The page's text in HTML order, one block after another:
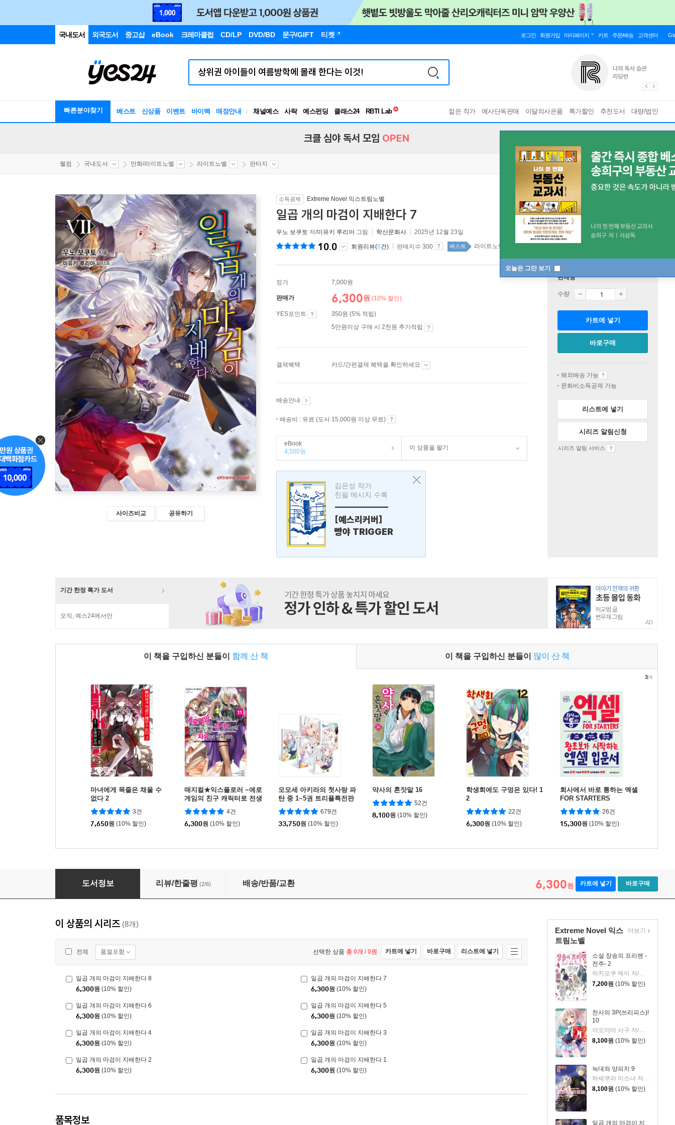
국내도서 외국도서 중고샵 eBook 크레마클럽 CD/LP DVD/BD 문구/GIFT 티켓 로그인 회원가입 마이페이지 카트 주문/배송 고객센터
빠른분야찾기 베스트 신상품 이벤트 바이백 매장안내 채널예스 사락 예스펀딩 클래스24
RBTI Lab
독서유형검사
젊은 작가 예사단독판매 이달의사은품 특가할인 추천도서 대량/법인
오늘은 그만 보기
크클 심야 독서 모임 OPEN
웰컴 국내도서 만화/라이트노벨 라이트노벨 판타지
사이즈비교 공유하기
소득공제 Extreme Novel 익스트림노벨
일곱 개의 마검이 지배한다 7
우노 보쿠토 저/미유키 루리아 그림 학산문화사 2025년 12월 23일
10.0 회원리뷰(8건) 판매지수 300 베스트 라이트노벨 top100 2주
정가 7,000원
판매가 6,300원 (10% 할인)
YES포인트
350원 (5% 적립)
5만원이상 구매 시 2천원 추가적립
결제혜택 카드/간편결제 혜택을 확인하세요
배송안내
배송비 : 유료 (도서 15,000원 이상 무료)
eBook
4,500원
이 상품을 팔기
김은성 작가
친필 메시지 수록
---------------
[예스리커버]
빵야 TRIGGER
판매중
수량
카트에 넣기
바로구매
해외배송 가능
문화비소득공제 가능
리스트에 넣기
시리즈 알림신청
시리즈 알림 서비스
기간 한정 특가 도서
오직, 예스24에서만
AD
이 책을 구입하신 분들이 함께 산 책 이 책을 구입하신 분들이 많이 산 책
마녀에게 목줄은 채울 수
없다 2
3건
7,650원 (10% 할인)
매지컬★익스플로러 ~에로
게임의 친구 캐릭터로 전생
했지만, 게임 지식을 써서
자유롭게 살아간다~ 11
4건
6,300원 (10% 할인)
모모세 아키라의 첫사랑 파
탄 중 1~5권 트리플특전판
세트
679건
33,750원 (10% 할인)
약사의 혼잣말 16
52건
8,100원 (10% 할인)
학생회에도 구멍은 있다! 1
2
22건
6,300원 (10% 할인)
회사에서 바로 통하는 엑셀
FOR STARTERS
26건
15,300원 (10% 할인)
3/4
일곱 개의 마검이 지배한다 7
도서정보 리뷰/한줄평 (2/6) 배송/반품/교환 6,300원 카트에 넣기 바로구매
Extreme Novel 익스
트림노벨
소설 장송의 프리렌 -
전주- 2
하치모쿠 메이 저/야마다 카네히토 원저/아베 츠카사 그림
7,200원 (10% 할인)
천사의 3P(쓰리피스)!
10
아오야마 사구 저/팅클 그림
8,100원 (10% 할인)
늑대와 양피지 9
하세쿠라 이스나 저/아야쿠라 쥬우 그림/박소영 역
8,100원 (10% 할인)
일곱 개의 마검이 지
더보기
이 상품의 시리즈 (8개)
전체 품절포함 선택한 상품 총 0개 / 0원 카트에 넣기 바로구매 리스트에 넣기
일곱 개의 마검이 지배한다 8
6,300원 (10% 할인)
일곱 개의 마검이 지배한다 7
6,300원 (10% 할인)
일곱 개의 마검이 지배한다 6
6,300원 (10% 할인)
일곱 개의 마검이 지배한다 5
6,300원 (10% 할인)
일곱 개의 마검이 지배한다 4
6,300원 (10% 할인)
일곱 개의 마검이 지배한다 3
6,300원 (10% 할인)
일곱 개의 마검이 지배한다 2
6,300원 (10% 할인)
일곱 개의 마검이 지배한다 1
6,300원 (10% 할인)
품목정보